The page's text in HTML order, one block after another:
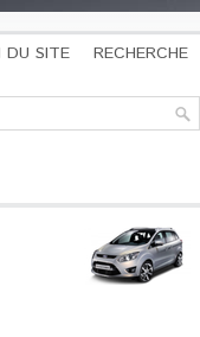
DU SITE RECHERCHE